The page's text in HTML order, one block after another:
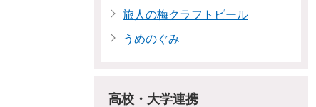
旅人の梅クラフトビール
うめのぐみ
高校・大学連携